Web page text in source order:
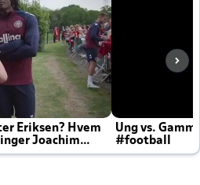
Eriksen? Hvem
Joachim
Ung vs.
#football